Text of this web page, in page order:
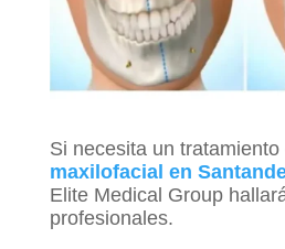
Si necesita un tratamiento
maxilofacial en
Elite Medical Group
profesionales.